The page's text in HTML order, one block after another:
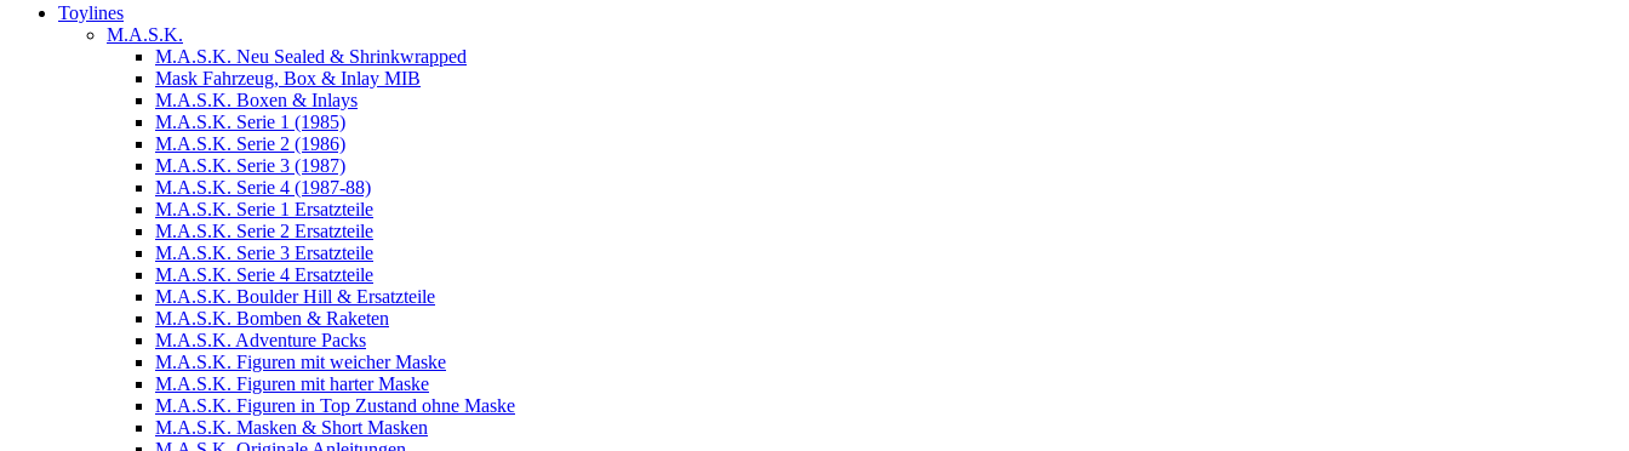
Toylines
M.A.S.K.
M.A.S.K. Neu Sealed & Shrinkwrapped
Mask Fahrzeug, Box & Inlay MIB
M.A.S.K. Boxen & Inlays
M.A.S.K. Serie 1 (1985)
M.A.S.K. Serie 2 (1986)
M.A.S.K. Serie 3 (1987)
M.A.S.K. Serie 4 (1987-88)
M.A.S.K. Serie 1 Ersatzteile
M.A.S.K. Serie 2 Ersatzteile
M.A.S.K. Serie 3 Ersatzteile
M.A.S.K. Serie 4 Ersatzteile
M.A.S.K. Boulder Hill & Ersatzteile
M.A.S.K. Bomben & Raketen
M.A.S.K. Adventure Packs
M.A.S.K. Figuren mit weicher Maske
M.A.S.K. Figuren mit harter Maske
M.A.S.K. Figuren in Top Zustand ohne Maske
M.A.S.K. Masken & Short Masken